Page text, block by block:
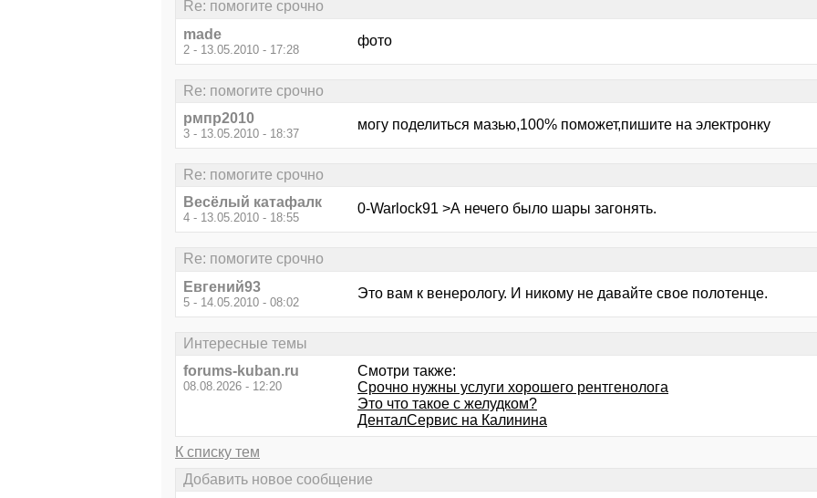
Re: помогите срочно
made
2 - 13.05.2010 - 17:28
фото
Re: помогите срочно
рмпр2010
3 - 13.05.2010 - 18:37
могу поделиться мазью,100% поможет,пишите на электронку
Re: помогите срочно
Весёлый катафалк
4 - 13.05.2010 - 18:55
0-Warlock91 >А нечего было шары загонять.
Re: помогите срочно
Евгений93
5 - 14.05.2010 - 08:02
Это вам к венерологу. И никому не давайте свое полотенце.
Интересные темы
forums-kuban.ru
08.08.2026 - 12:20
Смотри также:
Срочно нужны услуги хорошего рентгенолога
Это что такое с желудком?
ДенталСервис на Калинина
К списку тем
Добавить новое сообщение